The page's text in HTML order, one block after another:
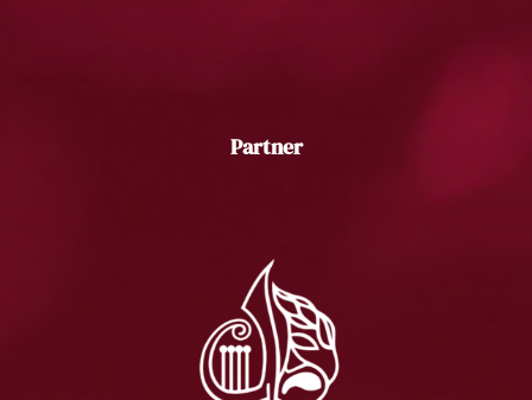
Partner